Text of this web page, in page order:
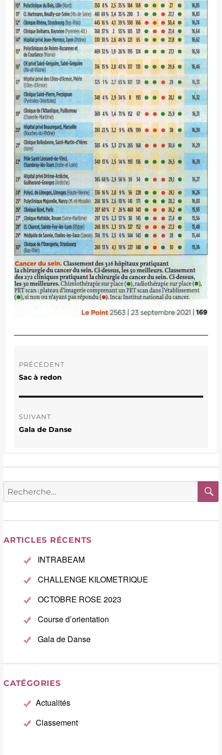
de
l’article
PRÉCÉDENT
Publication
Sac à redon
SUIVANT
Publication
Gala de Danse
Recherche
pour :
ARTICLES RÉCENTS
INTRABEAM
CHALLENGE KILOMETRIQUE
OCTOBRE ROSE 2023
Course d’orientation
Gala de Danse
CATÉGORIES
Actualités
Classement